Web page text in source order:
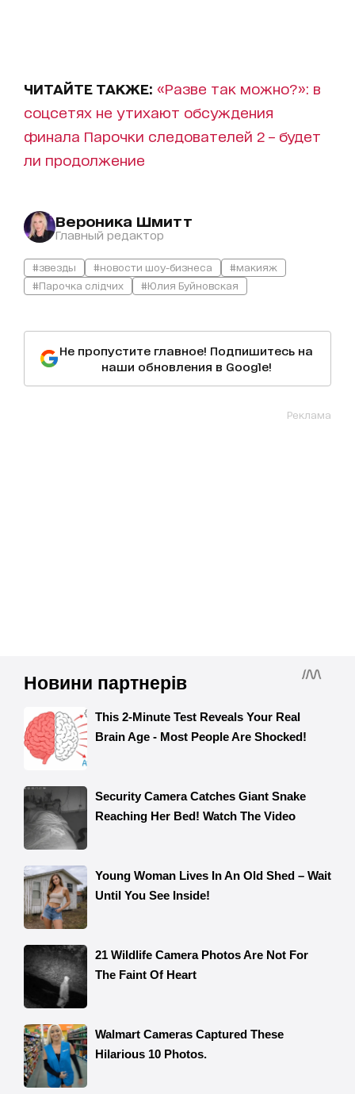
ЧИТАЙТЕ ТАКЖЕ: «Разве так можно?»: в
соцсетях не утихают обсуждения
финала Парочки следователей 2 – будет
ли продолжение
Вероника Шмитт
Главный редактор
#звезды #новости шоу-бизнеса
#макияж
#Парочка слідчих
#Юлия Буйновская
Не пропустите главное! Подпишитесь на
наши обновления в Google!
Реклама